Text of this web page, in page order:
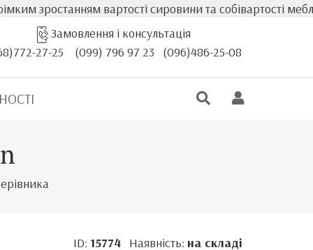
вартості сировини та собівартості меблів,
Замовлення і консультація
27-25
(099) 796 97 23 (096)486-25-08
ID: 15774Наявність: на складі